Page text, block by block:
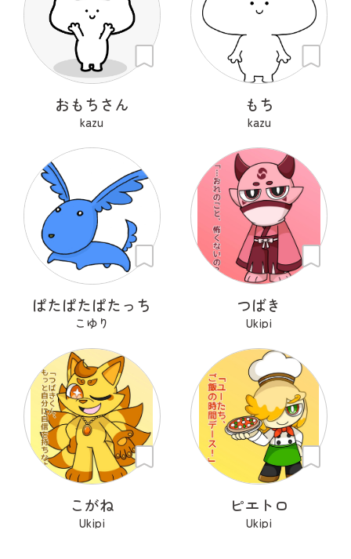
おもちさん
kazu
もち
kazu
ぱたぱたぱたっち
こゆり
つばき
Ukipi
こがね
Ukipi
ピエトロ
Ukipi